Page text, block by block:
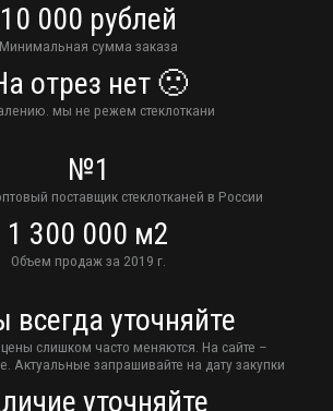
10 000 рублей
Минимальная сумма заказа
отрез нет 🙁
мы не режем стеклоткани
№1
поставщик стеклотканей в России
1 300 000 м2
Объем продаж за 2019 г.
всегда уточняйте
слишком часто меняются. На сайте –
Актуальные запрашивайте на дату закупки
уточняйте